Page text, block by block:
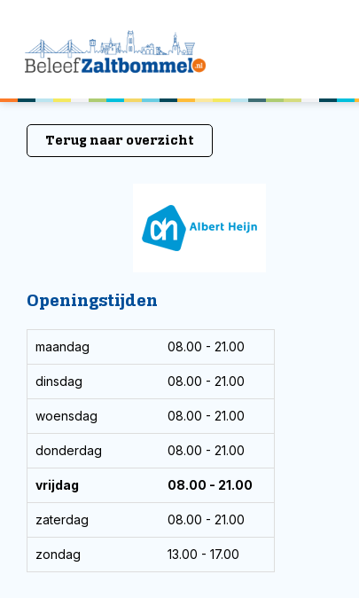
Terug naar overzicht
Openingstijden
maandag 08.00 - 21.00
dinsdag 08.00 - 21.00
woensdag 08.00 - 21.00
donderdag 08.00 - 21.00
vrijdag 08.00 - 21.00
zaterdag 08.00 - 21.00
zondag 13.00 - 17.00